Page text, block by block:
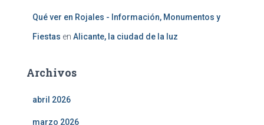
Qué ver en Rojales - Información, Monumentos y
Fiestas en Alicante, la ciudad de la luz
Archivos
abril 2026
marzo 2026